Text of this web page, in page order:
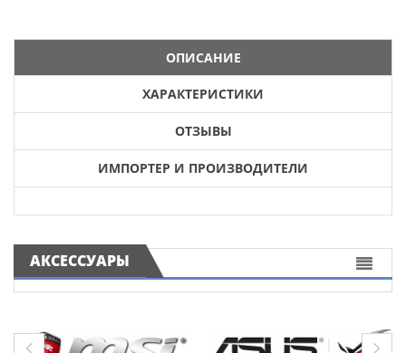
ОПИСАНИЕ
ХАРАКТЕРИСТИКИ
ОТЗЫВЫ
ИМПОРТЕР И ПРОИЗВОДИТЕЛИ
АКСЕССУАРЫ